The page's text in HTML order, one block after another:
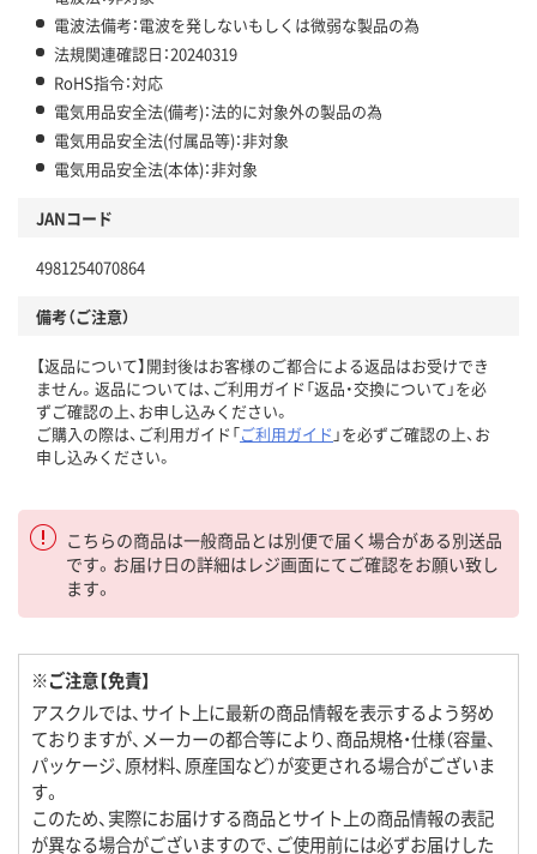
電波法備考：電波を発しないもしくは微弱な製品の為
法規関連確認日：20240319
RoHS指令：対応
電気用品安全法(備考)：法的に対象外の製品の為
電気用品安全法(付属品等)：非対象
電気用品安全法(本体)：非対象
JANコード
4981254070864
備考（ご注意）
【返品について】開封後はお客様のご都合による返品はお受けでき
ません。返品については、ご利用ガイド「返品・交換について」を必
ずご確認の上、お申し込みください。
ご購入の際は、ご利用ガイド「ご利用ガイド 」を必ずご確認の上、お
申し込みください。
こちらの商品は一般商品とは別便で届く場合がある別送品
です。お届け日の詳細はレジ画面にてご確認をお願い致し
ます。
※ご注意【免責】
アスクルでは、サイト上に最新の商品情報を表示するよう努め
ておりますが、メーカーの都合等により、商品規格・仕様（容量、
パッケージ、原材料、原産国など）が変更される場合がございま
す。
このため、実際にお届けする商品とサイト上の商品情報の表記
が異なる場合がございますので、ご使用前には必ずお届けした